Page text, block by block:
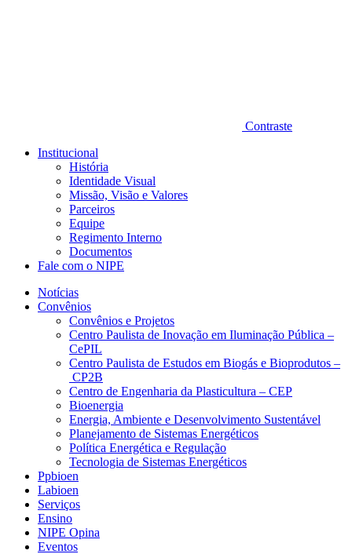
Contraste
Institucional
História
Identidade Visual
Missão, Visão e Valores
Parceiros
Equipe
Regimento Interno
Documentos
Fale com o NIPE
Notícias
Convênios
Convênios e Projetos
Centro Paulista de Inovação em Iluminação Pública –
CePIL
Centro Paulista de Estudos em Biogás e Bioprodutos –
CP2B
Centro de Engenharia da Plasticultura – CEP
Bioenergia
Energia, Ambiente e Desenvolvimento Sustentável
Planejamento de Sistemas Energéticos
Política Energética e Regulação
Tecnologia de Sistemas Energéticos
Ppbioen
Labioen
Serviços
Ensino
NIPE Opina
Eventos